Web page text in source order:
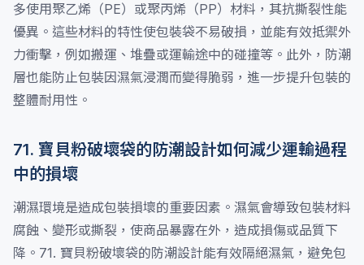
多使用聚乙烯（PE）或聚丙烯（PP）材料，其抗撕裂性能
優異。這些材料的特性使包裝袋不易破損，並能有效抵禦外
力衝擊，例如搬運、堆疊或運輸途中的碰撞等。此外，防潮
層也能防止包裝因濕氣浸潤而變得脆弱，進一步提升包裝的
整體耐用性。
71. 寶貝粉破壞袋的防潮設計如何減少運輸過程
中的損壞
潮濕環境是造成包裝損壞的重要因素。濕氣會導致包裝材料
腐蝕、變形或撕裂，使商品暴露在外，造成損傷或品質下
降。71. 寶貝粉破壞袋的防潮設計能有效隔絕濕氣，避免包